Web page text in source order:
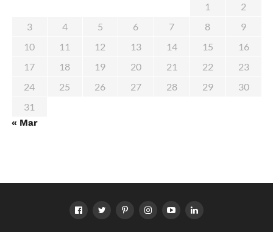
1
2
3
4 5 6 7 8
9
10
11 12 13 14 15
16
17
18 19 20 21 22
23
24
25 26 27 28 29
30
31
« Mar